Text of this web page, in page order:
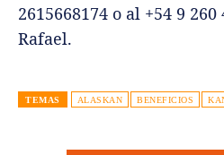
2615668174 o al +54 9
Rafael.
TEMAS ALASKAN BENEFICIOS